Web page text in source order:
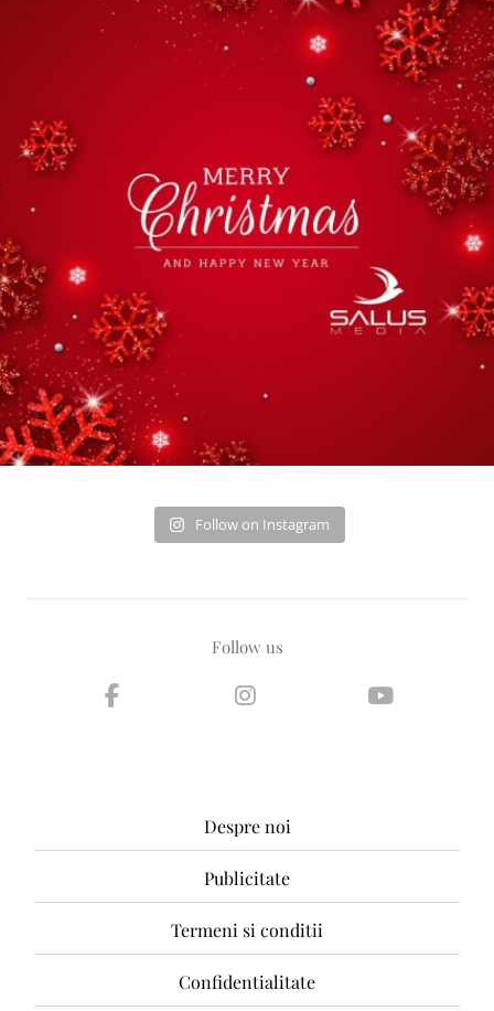
Follow on Instagram
Follow us
Despre noi
Publicitate
Termeni si conditii
Confidentialitate